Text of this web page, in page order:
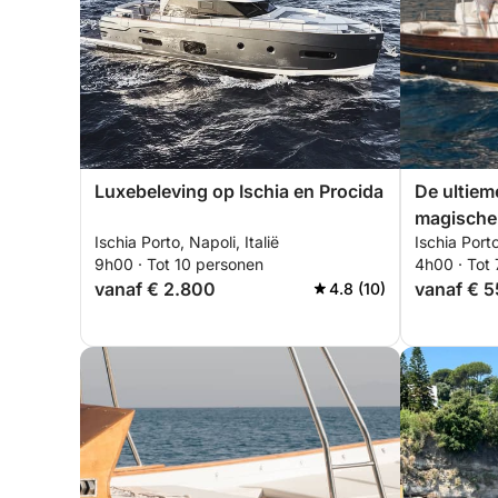
Luxebeleving op Ischia en Procida
Ischia Porto, Napoli, Italië
9h00 · Tot 10 personen
vanaf € 2.800 4.8 (10)
De
Ischia
4h00 · Tot
vanaf €